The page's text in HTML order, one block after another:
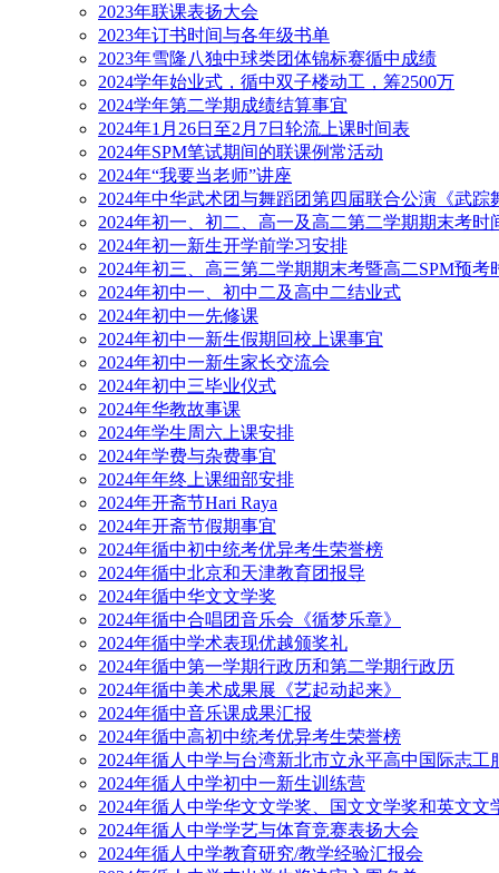
2023年联课表扬大会
2023年订书时间与各年级书单
2023年雪隆八独中球类团体锦标赛循中成绩
2024学年始业式，循中双子楼动工，筹2500万
2024学年第二学期成绩结算事宜
2024年1月26日至2月7日轮流上课时间表
2024年SPM笔试期间的联课例常活动
2024年“我要当老师”讲座
2024年中华武术团与舞蹈团第四届联合公演《武踪
2024年初一、初二、高一及高二第二学期期末考时
2024年初一新生开学前学习安排
2024年初三、高三第二学期期末考暨高二SPM预考
2024年初中一、初中二及高中二结业式
2024年初中一先修课
2024年初中一新生假期回校上课事宜
2024年初中一新生家长交流会
2024年初中三毕业仪式
2024年华教故事课
2024年学生周六上课安排
2024年学费与杂费事宜
2024年年终上课细部安排
2024年开斋节Hari Raya
2024年开斋节假期事宜
2024年循中初中统考优异考生荣誉榜
2024年循中北京和天津教育团报导
2024年循中华文文学奖
2024年循中合唱团音乐会《循梦乐章》
2024年循中学术表现优越颁奖礼
2024年循中第一学期行政历和第二学期行政历
2024年循中美术成果展《艺起动起来》
2024年循中音乐课成果汇报
2024年循中高初中统考优异考生荣誉榜
2024年循人中学与台湾新北市立永平高中国际志工
2024年循人中学初中一新生训练营
2024年循人中学华文文学奖、国文文学奖和英文文
2024年循人中学学艺与体育竞赛表扬大会
2024年循人中学教育研究/教学经验汇报会